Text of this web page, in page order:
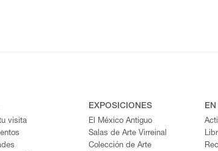
visita
EXPOSICIONES
El México Antiguo
Salas de Arte Virreinal
Colección de Arte